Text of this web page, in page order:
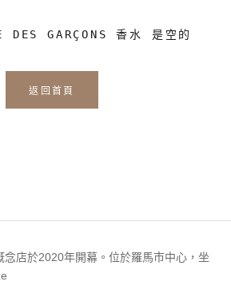
DES GARÇONS 香水 是空的
返回首頁
念店於2020年開幕。位於羅馬市中心，坐